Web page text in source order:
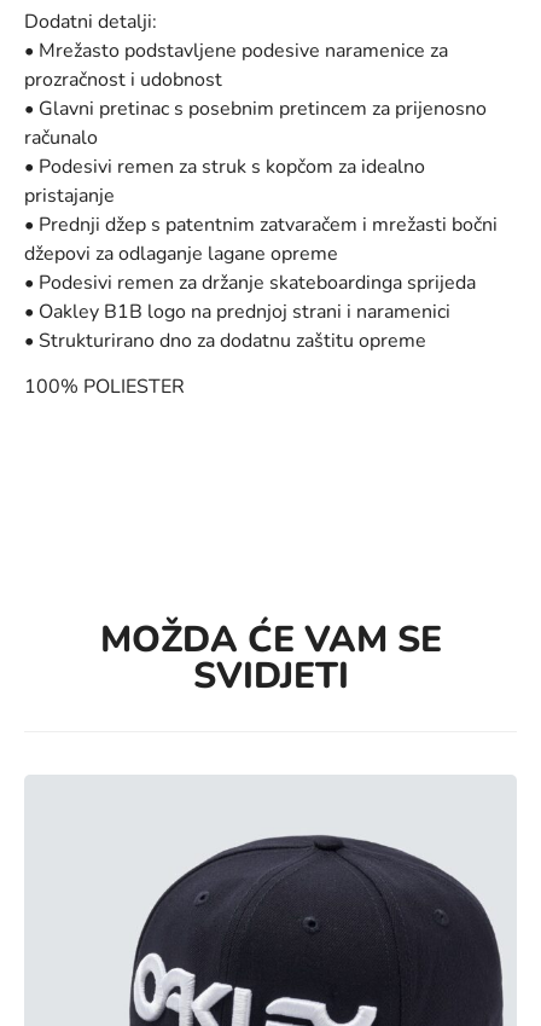
Dodatni detalji:
• Mrežasto podstavljene podesive naramenice za
prozračnost i udobnost
• Glavni pretinac s posebnim pretincem za prijenosno
računalo
• Podesivi remen za struk s kopčom za idealno
pristajanje
• Prednji džep s patentnim zatvaračem i mrežasti bočni
džepovi za odlaganje lagane opreme
• Podesivi remen za držanje skateboardinga sprijeda
• Oakley B1B logo na prednjoj strani i naramenici
• Strukturirano dno za dodatnu zaštitu opreme
100% POLIESTER
MOŽDA ĆE VAM SE
SVIDJETI